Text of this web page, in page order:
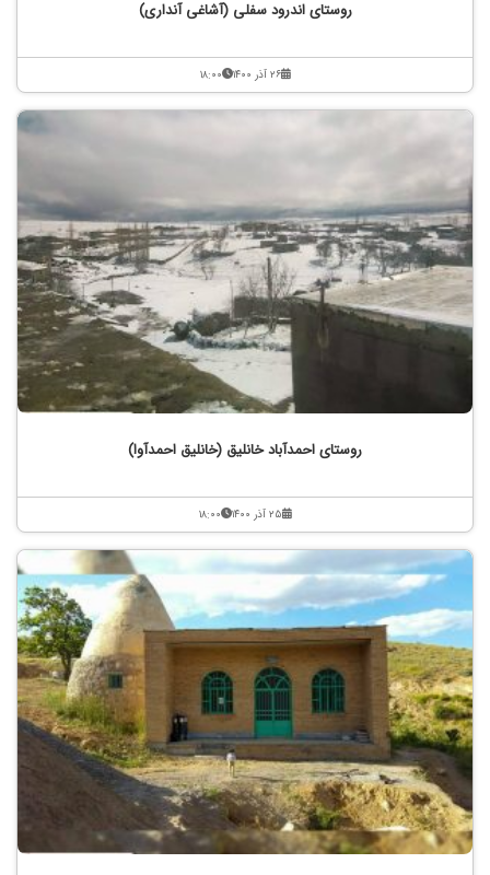
روستای اندرود سفلی (آشاغی آنداری)
۲۶ آذر ۱۴۰۰ ۱۸:۰۰
روستای احمدآباد خانلیق (خانلیق احمدآوا)
۲۵ آذر ۱۴۰۰ ۱۸:۰۰